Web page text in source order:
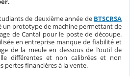
de deuxième année de BTSCRSA
un prototype de machine permettant de
de Cantal pour le poste de découpe.
en entreprise manque de fiabilité et
de la meule en dessous de l'outil de
différentes et non calibrées et non
pertes financières à la vente.